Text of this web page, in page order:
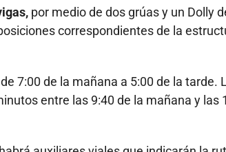
por medio de dos grúas y un Dolly
correspondientes de la
7:00 de la mañana a 5:00 de la tarde.
entre las 9:40 de la mañana y las